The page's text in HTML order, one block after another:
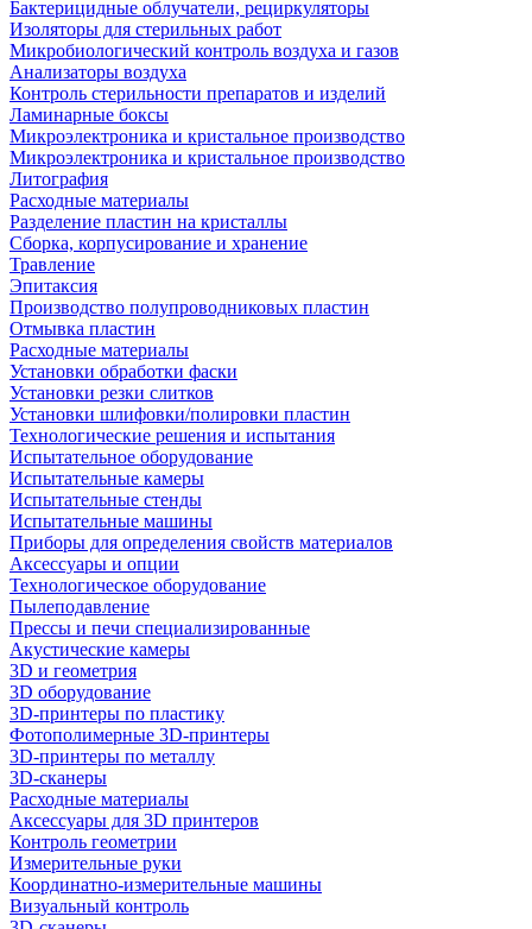
Бактерицидные облучатели, рециркуляторы
Изоляторы для стерильных работ
Микробиологический контроль воздуха и газов
Анализаторы воздуха
Контроль стерильности препаратов и изделий
Ламинарные боксы
Микроэлектроника и кристальное производство
Микроэлектроника и кристальное производство
Литография
Расходные материалы
Разделение пластин на кристаллы
Сборка, корпусирование и хранение
Травление
Эпитаксия
Производство полупроводниковых пластин
Отмывка пластин
Расходные материалы
Установки обработки фаски
Установки резки слитков
Установки шлифовки/полировки пластин
Технологические решения и испытания
Испытательное оборудование
Испытательные камеры
Испытательные стенды
Испытательные машины
Приборы для определения свойств материалов
Аксессуары и опции
Технологическое оборудование
Пылеподавление
Прессы и печи специализированные
Акустические камеры
3D и геометрия
3D оборудование
3D-принтеры по пластику
Фотополимерные 3D-принтеры
3D-принтеры по металлу
3D-сканеры
Расходные материалы
Аксессуары для 3D принтеров
Контроль геометрии
Измерительные руки
Координатно-измерительные машины
Визуальный контроль